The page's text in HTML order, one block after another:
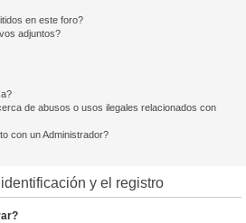
en este foro?
adjuntos?
de abusos o usos ilegales relacionados con
con un Administrador?
y el registro